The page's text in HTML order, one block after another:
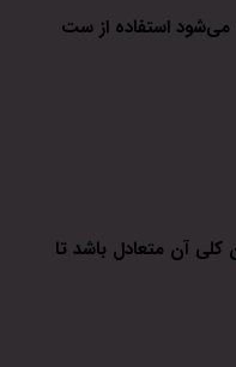
استفاده از ست
آن متعادل باشد تا